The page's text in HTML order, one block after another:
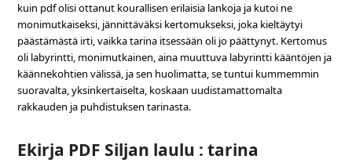
kuin pdf olisi ottanut kourallisen erilaisia lankoja ja kutoi ne
monimutkaiseksi, jännittäväksi kertomukseksi, joka kieltäytyi
päästämästä irti, vaikka tarina itsessään oli jo päättynyt. Kertomus
oli labyrintti, monimutkainen, aina muuttuva labyrintti kääntöjen ja
käännekohtien välissä, ja sen huolimatta, se tuntui kummemmin
suoravalta, yksinkertaiselta, koskaan uudistamattomalta
rakkauden ja puhdistuksen tarinasta.
Ekirja PDF Siljan laulu : tarina